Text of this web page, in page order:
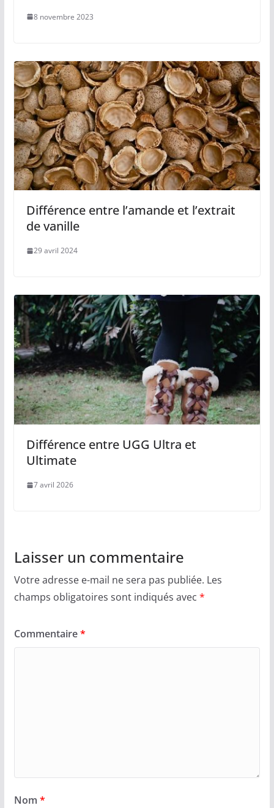
8 novembre 2023
Différence entre l’amande et l’extrait
de vanille
29 avril 2024
Différence entre UGG Ultra et
Ultimate
7 avril 2026
Laisser un commentaire
Votre adresse e-mail ne sera pas publiée. Les
champs obligatoires sont indiqués avec *
Commentaire*
Nom *